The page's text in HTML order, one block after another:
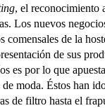
, el reconocimiento
Los nuevos
comensales de la
de sus
es por lo que
de moda. Éstos han
de filtro hasta el